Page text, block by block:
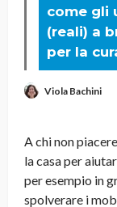
come gli
(reali) a
per la
Viola Bachini
A chi non
la casa per
per esempio in
spolverare i